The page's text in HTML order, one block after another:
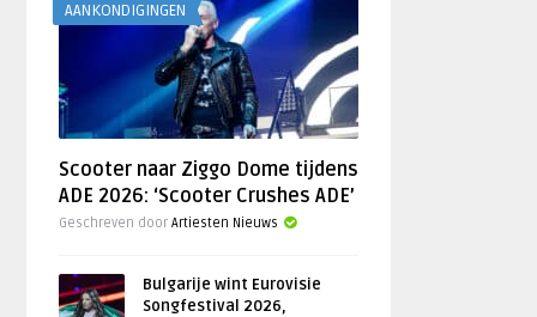
AANKONDIGINGEN
Scooter naar Ziggo Dome tijdens
ADE 2026: ‘Scooter Crushes ADE’
Geschreven doorArtiesten Nieuws
Bulgarije wint Eurovisie
Songfestival 2026,